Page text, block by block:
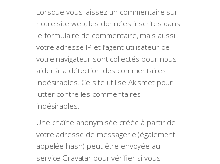
Lorsque vous laissez un commentaire sur
notre site web, les données inscrites dans
le formulaire de commentaire, mais aussi
votre adresse IP et l’agent utilisateur de
votre navigateur sont collectés pour nous
aider à la détection des commentaires
indésirables. Ce site utilise Akismet pour
lutter contre les commentaires
indésirables.
Une chaîne anonymisée créée à partir de
votre adresse de messagerie (également
appelée hash) peut être envoyée au
service Gravatar pour vérifier si vous